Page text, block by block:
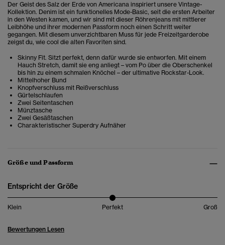
Der Geist des Salz der Erde von Americana inspiriert unsere Vintage-
Kollektion. Denim ist ein funktionelles Mode-Basic, seit die ersten Arbeiter
in den Westen kamen, und wir sind mit dieser Röhrenjeans mit mittlerer
Leibhöhe und ihrer modernen Passform noch einen Schritt weiter
gegangen. Mit diesem unverzichtbaren Muss für jede Freizeitgarderobe
zeigst du, wie cool die alten Favoriten sind.
Skinny Fit. Sitzt perfekt, denn dafür wurde sie entworfen. Mit einem
Hauch Stretch, damit sie eng anliegt – vom Po über die Oberschenkel
bis hin zu einem schmalen Knöchel – der ultimative Rockstar-Look.
Mittelhoher Bund
Knopfverschluss mit Reißverschluss
Gürtelschlaufen
Zwei Seitentaschen
Münztasche
Zwei Gesäßtaschen
Charakteristischer Superdry Aufnäher
Größe und Passform
Entspricht der Größe
Klein Perfekt Groß
Bewertungen Lesen